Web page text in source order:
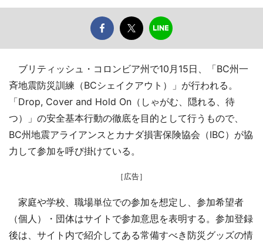
ブリティッシュ・コロンビア州で10月15日、「BC州一
斉地震防災訓練（BCシェイクアウト）」が行われる。
「Drop, Cover and Hold On（しゃがむ、隠れる、待
つ）」の安全基本行動の徹底を目的として行うもので、
BC州地震アライアンスとカナダ損害保険協会（IBC）が協
力して参加を呼び掛けている。
［広告］
家庭や学校、職場単位での参加を想定し、参加希望者
（個人）・団体はサイトで参加意思を表明する。参加登録
後は、サイト内で紹介してある常備すべき防災グッズの情